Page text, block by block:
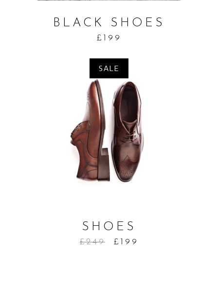
BLACK SHOES
£ 199
SALE
ADD TO CART
SHOES
£249 £ 199